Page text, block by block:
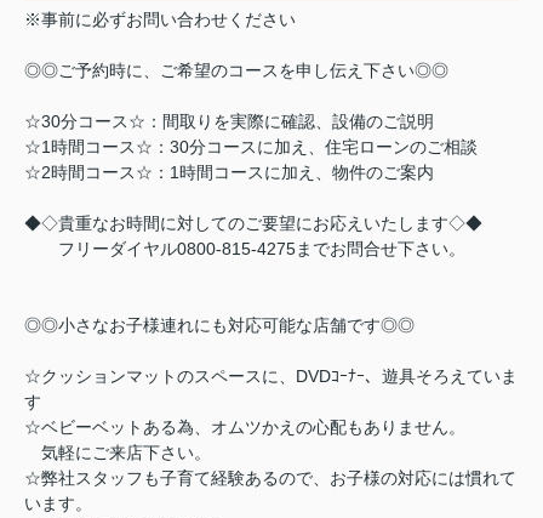
※事前に必ずお問い合わせください
◎◎ご予約時に、ご希望のコースを申し伝え下さい◎◎
☆30分コース☆：間取りを実際に確認、設備のご説明
☆1時間コース☆：30分コースに加え、住宅ローンのご相談
☆2時間コース☆：1時間コースに加え、物件のご案内
◆◇貴重なお時間に対してのご要望にお応えいたします◇◆
フリーダイヤル0800-815-4275までお問合せ下さい。
◎◎小さなお子様連れにも対応可能な店舗です◎◎
☆クッションマットのスペースに、DVDｺｰﾅｰ、遊具そろえていま
す
☆ベビーベットある為、オムツかえの心配もありません。
気軽にご来店下さい。
☆弊社スタッフも子育て経験あるので、お子様の対応には慣れて
います。